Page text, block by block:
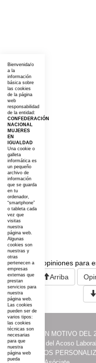
Opiniones
No existen opiniones para
Arriba
·ACTOS CON MOTIVO DEL
·Prevención del Acoso
·ITINERARIOS
Bienvenida/o
a la
información
básica sobre
las cookies
de la página
web
responsabilidad
de la entidad:
CONFEDERACIÓN
NACIONAL
MUJERES
EN
IGUALDAD
Una cookie o
galleta
informática es
un pequeño
archivo de
información
que se guarda
en tu
ordenador,
“smartphone”
o tableta cada
vez que
visitas
nuestra
página web.
Algunas
cookies son
nuestras y
otras
pertenecen a
empresas
externas que
prestan
servicios para
nuestra
página web.
Las cookies
pueden ser de
varios tipos:
las cookies
técnicas son
necesarias
para que
nuestra
página web
pueda